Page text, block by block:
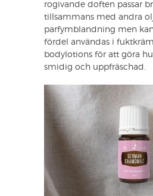
rogivande doften passar
tillsammans med andra
parfymblandning men
fördel användas i
bodylotions för att göra
smidig och uppfräschad.